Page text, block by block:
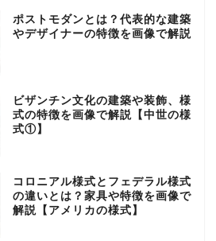
ポストモダンとは？代表的な建築
やデザイナーの特徴を画像で解説
ビザンチン文化の建築や装飾、様
式の特徴を画像で解説【中世の様
式①】
コロニアル様式とフェデラル様式
の違いとは？家具や特徴を画像で
解説【アメリカの様式】